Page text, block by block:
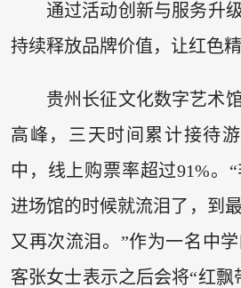
通过活动创新与服务升
持续释放品牌价值，让红色
贵州长征文化数字艺术
高峰，三天时间累计接待
中，线上购票率超过91%。
进场馆的时候就流泪了，到
又再次流泪。”作为一名中
客张女士表示之后会将“红飘